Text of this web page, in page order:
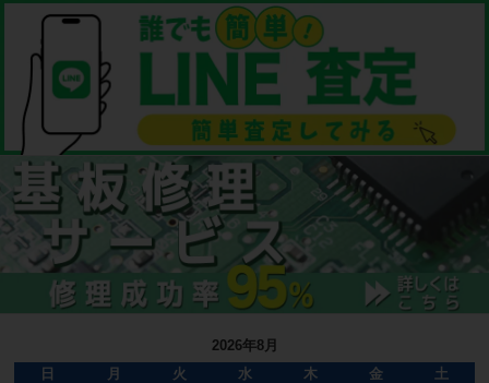
2026年8月
日
月 火 水 木 金
土